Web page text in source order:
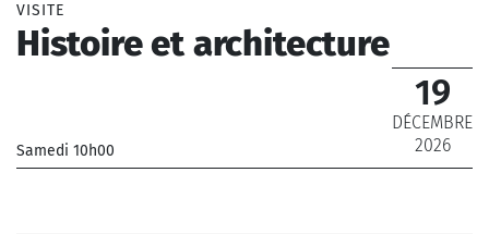
VISITE
Histoire et architecture
Samedi 10h00
19
DÉCEMBRE
2026